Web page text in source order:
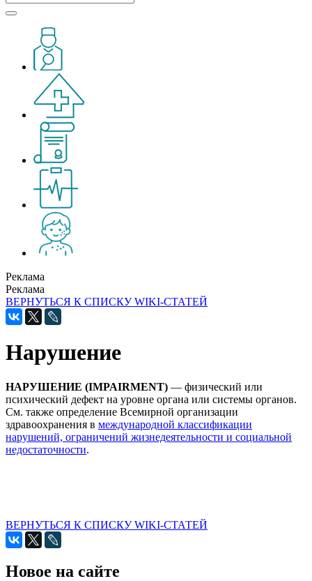
Реклама
Реклама
ВЕРНУТЬСЯ К СПИСКУ WIKI-СТАТЕЙ
Нарушение
НАРУШЕНИЕ (IMPAIRMENT) — физический или
психический дефект на уровне органа или системы органов.
См. также определение Всемирной организации
здравоохранения в международной классификации
нарушений, ограничений жизнедеятельности и социальной
недостаточности.
ВЕРНУТЬСЯ К СПИСКУ WIKI-СТАТЕЙ
Новое на сайте